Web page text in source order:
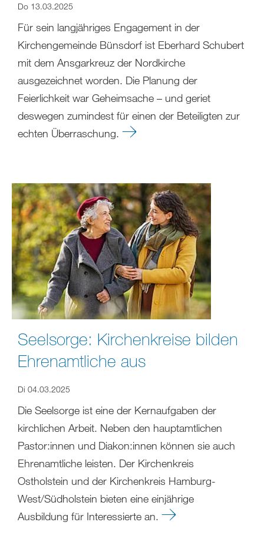
Do 13.03.2025
Für sein langjähriges Engagement in der
Kirchengemeinde Bünsdorf ist Eberhard Schubert
mit dem Ansgarkreuz der Nordkirche
ausgezeichnet worden. Die Planung der
Feierlichkeit war Geheimsache – und geriet
deswegen zumindest für einen der Beteiligten zur
echten Überraschung.
Seelsorge: Kirchenkreise bilden
Ehrenamtliche aus
Di 04.03.2025
Die Seelsorge ist eine der Kernaufgaben der
kirchlichen Arbeit. Neben den hauptamtlichen
Pastor:innen und Diakon:innen können sie auch
Ehrenamtliche leisten. Der Kirchenkreis
Ostholstein und der Kirchenkreis Hamburg-
West/Südholstein bieten eine einjährige
Ausbildung für Interessierte an.